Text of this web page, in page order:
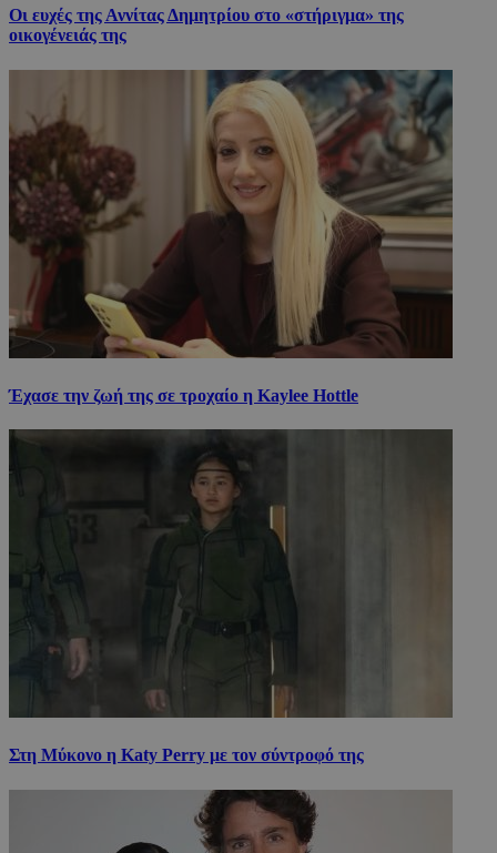
Οι ευχές της Αννίτας Δημητρίου στο «στήριγμα» της
οικογένειάς της
Έχασε την ζωή της σε τροχαίο η Kaylee Hottle
Στη Μύκονο η Katy Perry με τον σύντροφό της